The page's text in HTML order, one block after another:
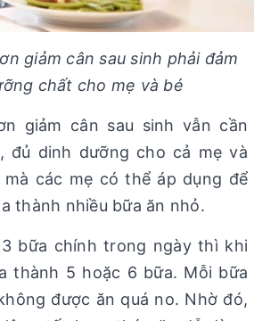
giảm cân sau sinh phải đảm
chất cho mẹ và bé
giảm cân sau sinh vẫn cần
đủ dinh dưỡng cho cả mẹ và
các mẹ có thể áp dụng để
thành nhiều bữa ăn nhỏ.
bữa chính trong ngày thì khi
thành 5 hoặc 6 bữa. Mỗi bữa
được ăn quá no. Nhờ đó,